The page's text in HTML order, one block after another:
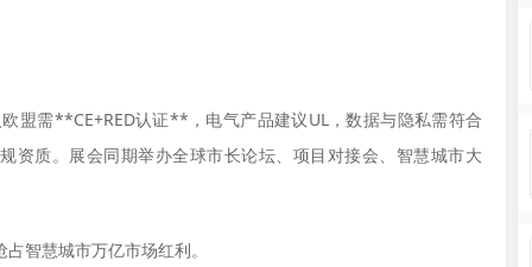
盟需**CE+RED认证**，电气产品建议UL，数据与隐私需符合
资质。展会同期举办全球市长论坛、项目对接会、智慧城市大
智慧城市万亿市场红利。